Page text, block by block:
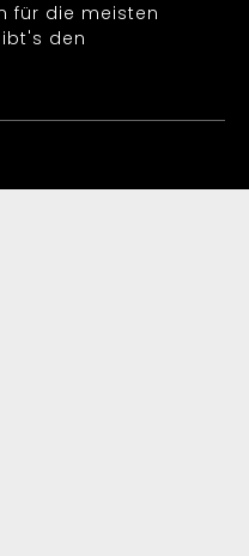
für die meisten
den